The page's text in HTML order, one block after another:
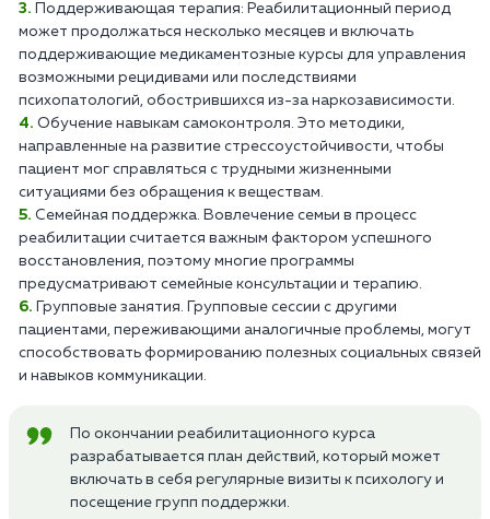
Поддерживающая терапия: Реабилитационный период
может продолжаться несколько месяцев и включать
поддерживающие медикаментозные курсы для управления
возможными рецидивами или последствиями
психопатологий, обострившихся из-за наркозависимости.
Обучение навыкам самоконтроля. Это методики,
направленные на развитие стрессоустойчивости, чтобы
пациент мог справляться с трудными жизненными
ситуациями без обращения к веществам.
Семейная поддержка. Вовлечение семьи в процесс
реабилитации считается важным фактором успешного
восстановления, поэтому многие программы
предусматривают семейные консультации и терапию.
Групповые занятия. Групповые сессии с другими
пациентами, переживающими аналогичные проблемы, могут
способствовать формированию полезных социальных связей
и навыков коммуникации.
По окончании реабилитационного курса
разрабатывается план действий, который может
включать в себя регулярные визиты к психологу и
посещение групп поддержки.